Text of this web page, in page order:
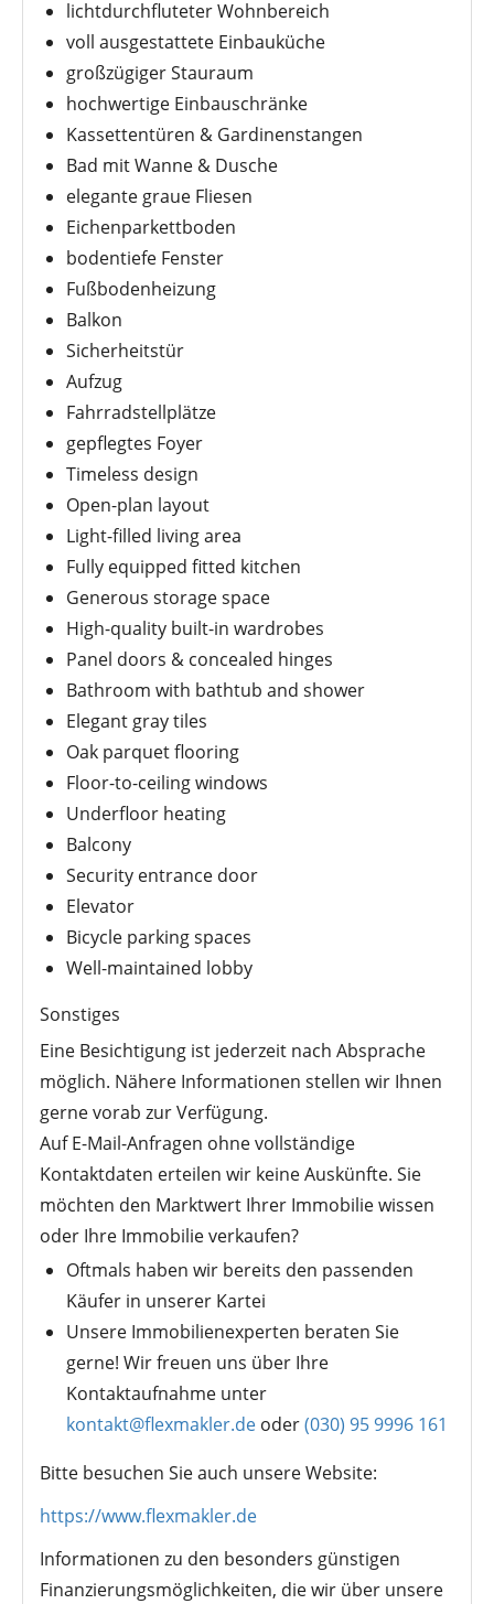
lichtdurchfluteter Wohnbereich
voll ausgestattete Einbauküche
großzügiger Stauraum
hochwertige Einbauschränke
Kassettentüren & Gardinenstangen
Bad mit Wanne & Dusche
elegante graue Fliesen
Eichenparkettboden
bodentiefe Fenster
Fußbodenheizung
Balkon
Sicherheitstür
Aufzug
Fahrradstellplätze
gepflegtes Foyer
Timeless design
Open-plan layout
Light-filled living area
Fully equipped fitted kitchen
Generous storage space
High-quality built-in wardrobes
Panel doors & concealed hinges
Bathroom with bathtub and shower
Elegant gray tiles
Oak parquet flooring
Floor-to-ceiling windows
Underfloor heating
Balcony
Security entrance door
Elevator
Bicycle parking spaces
Well-maintained lobby
Sonstiges
Eine Besichtigung ist jederzeit nach Absprache
möglich. Nähere Informationen stellen wir Ihnen
gerne vorab zur Verfügung.
Auf E-Mail-Anfragen ohne vollständige
Kontaktdaten erteilen wir keine Auskünfte. Sie
möchten den Marktwert Ihrer Immobilie wissen
oder Ihre Immobilie verkaufen?
Oftmals haben wir bereits den passenden
Käufer in unserer Kartei
Unsere Immobilienexperten beraten Sie
gerne! Wir freuen uns über Ihre
Kontaktaufnahme unter
kontakt@flexmakler.de oder(030) 95 9996 161
Bitte besuchen Sie auch unsere Website:
https://www.flexmakler.de
Informationen zu den besonders günstigen
Finanzierungsmöglichkeiten, die wir über unsere